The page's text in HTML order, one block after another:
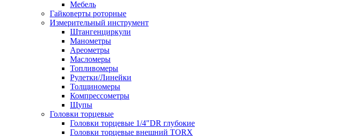
Мебель
Гайковерты роторные
Измерительный инструмент
Штангенциркули
Манометры
Ареометры
Масломеры
Топливомеры
Рулетки/Линейки
Толщиномеры
Компрессометры
Щупы
Головки торцевые
Головки торцевые 1/4"DR глубокие
Головки торцевые внешний TORX